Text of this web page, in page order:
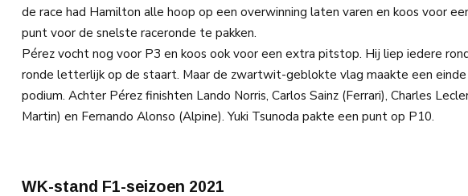
de race had Hamilton alle hoop op een overwinning laten varen en koos voor
punt voor de snelste raceronde te pakken.
Pérez vocht nog voor P3 en koos ook voor een extra pitstop. Hij liep iedere
ronde letterlijk op de staart. Maar de zwartwit-geblokte vlag maakte een
podium. Achter Pérez finishten Lando Norris, Carlos Sainz (Ferrari), Charles
Martin) en Fernando Alonso (Alpine). Yuki Tsunoda pakte een punt op P10.
WK-stand F1-seizoen 2021